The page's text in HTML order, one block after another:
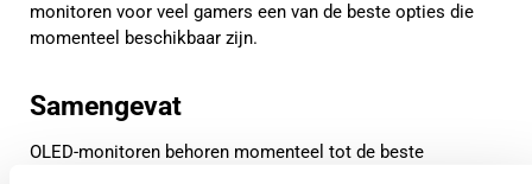
monitoren voor veel gamers een van de beste opties die
momenteel beschikbaar zijn.
Samengevat
OLED-monitoren behoren momenteel tot de beste